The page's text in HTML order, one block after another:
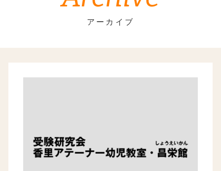
アーカイブ